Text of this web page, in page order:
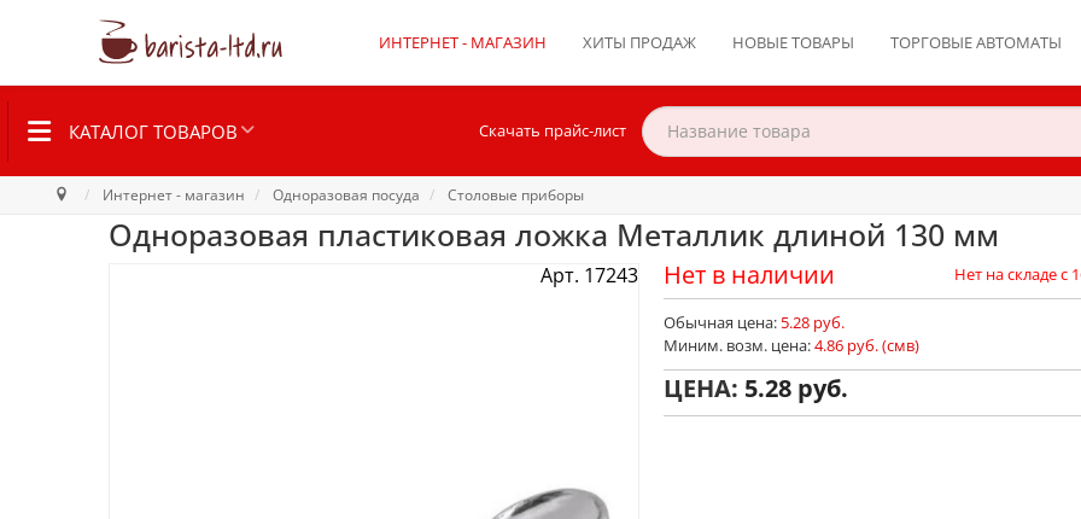
ИНТЕРНЕТ - МАГАЗИН ХИТЫ ПРОДАЖ НОВЫЕ ТОВАРЫ ТОРГОВЫЕ АВТОМАТЫ
КАТАЛОГ ТОВАРОВ Скачать прайс-лист
Интернет - магазин
Одноразовая посуда Столовые приборы
Арт. 17243
Одноразовая пластиковая ложка Металлик длиной 130 мм
Нет в наличии Нет на складе с
Обычная цена: 5.28 руб.
Миним. возм. цена:4.86 руб. (смв)
ЦЕНА: 5.28